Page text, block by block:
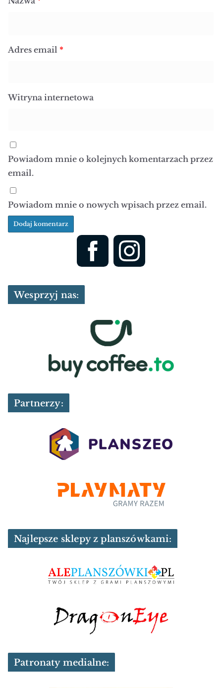
Adres email *
Witryna internetowa
Powiadom mnie o kolejnych komentarzach przez
email.
Powiadom mnie o nowych wpisach przez email.
Wesprzyj nas:
Partnerzy:
Najlepsze sklepy z planszówkami:
Patronaty medialne: